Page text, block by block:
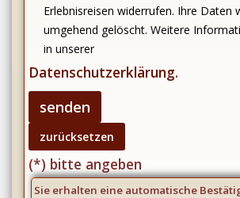
Erlebnisreisen widerrufen. Ihre Daten
umgehend gelöscht. Weitere
in unserer
Datenschutzerklärung.
dieses
Feld
leer.
(*) bitte angeben
Sie erhalten eine automatische